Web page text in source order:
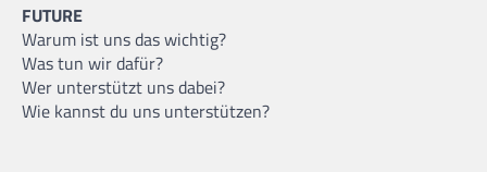
FUTURE
Warum ist uns das wichtig?
Was tun wir dafür?
Wer unterstützt uns dabei?
Wie kannst du uns unterstützen?